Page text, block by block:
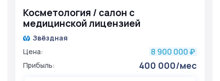
Косметология / салон с
медицинской лицензией
Звёздная
Цена:
8 900 000 ₽
Прибыль: 400 000/мес